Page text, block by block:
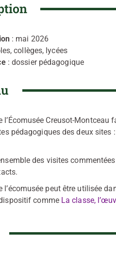
: mai 2026
collèges, lycées
: dossier pédagogique
l’Écomusée Creusot-
pédagogiques des deux sites
des visites
l’écomusée peut être utilisée
comme La classe,